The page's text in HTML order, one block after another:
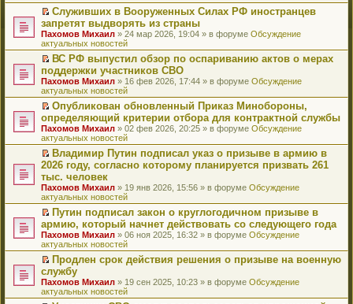
и
к
п
е
р
в
о
м
у
н
е
п
р
о
ч
и
т
а
н
н
о
м
у
с
о
о
б
щ
е
н
и
ю
р
е
й
т
и
к
п
е
р
в
о
м
у
н
е
п
р
о
ч
и
т
а
н
н
о
м
у
с
о
о
б
щ
П
е
р
е
й
т
и
к
п
е
р
в
о
м
у
н
е
п
р
о
ч
и
т
а
н
н
о
м
у
с
Служивших в Вооруженных Силах РФ иностранцев
запретят выдворять из страны
Пахомов Михаил » 24 мар 2026, 19:04 » в форуме Обсуждение
актуальных новостей
П
е
р
е
й
т
и
к
п
е
р
в
о
м
у
н
е
п
р
о
ч
и
т
а
н
ВС РФ выпустил обзор по оспариванию актов о мерах
поддержки участников СВО
Пахомов Михаил » 16 фев 2026, 17:44 » в форуме Обсуждение
актуальных новостей
П
е
р
е
й
т
и
к
п
е
р
в
о
м
у
н
е
п
р
о
Опубликован обновленный Приказ Минобороны,
определяющий критерии отбора для контрактной службы
Пахомов Михаил » 02 фев 2026, 20:25 » в форуме Обсуждение
актуальных новостей
П
е
р
е
й
т
и
к
п
е
р
в
о
м
у
Владимир Путин подписал указ о призыве в армию в
2026 году, согласно которому планируется призвать 261
тыс. человек
Пахомов Михаил » 19 янв 2026, 15:56 » в форуме Обсуждение
актуальных новостей
П
е
р
е
й
т
и
к
п
Путин подписал закон о круглогодичном призыве в
армию, который начнет действовать со следующего года
Пахомов Михаил » 06 ноя 2025, 16:32 » в форуме Обсуждение
актуальных новостей
П
е
р
е
Продлен срок действия решения о призыве на военную
службу
Пахомов Михаил » 19 сен 2025, 10:23 » в форуме Обсуждение
актуальных новостей